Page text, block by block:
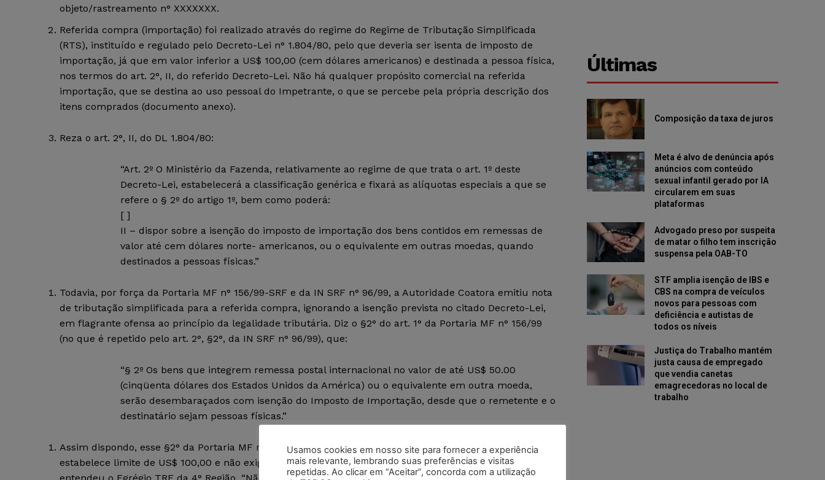
objeto/rastreamento n° XXXXXXX.
Referida compra (importação) foi realizado através do regime do Regime de Tributação Simplificada
(RTS), instituído e regulado pelo Decreto-Lei n° 1.804/80, pelo que deveria ser isenta de imposto de
importação, já que em valor inferior a US$ 100,00 (cem dólares americanos) e destinada a pessoa física,
nos termos do art. 2°, II, do referido Decreto-Lei. Não há qualquer propósito comercial na referida
importação, que se destina ao uso pessoal do Impetrante, o que se percebe pela própria descrição dos
itens comprados (documento anexo).
Reza o art. 2°, II, do DL 1.804/80:
“Art. 2º O Ministério da Fazenda, relativamente ao regime de que trata o art. 1º deste
Decreto-Lei, estabelecerá a classificação genérica e fixará as alíquotas especiais a que se
refere o § 2º do artigo 1º, bem como poderá:
[ ]
II – dispor sobre a isenção do imposto de importação dos bens contidos em remessas de
valor até cem dólares norte- americanos, ou o equivalente em outras moedas, quando
destinados a pessoas físicas.”
Todavia, por força da Portaria MF n° 156/99-SRF e da IN SRF n° 96/99, a Autoridade Coatora emitiu nota
de tributação simplificada para a referida compra, ignorando a isenção prevista no citado Decreto-Lei,
em flagrante ofensa ao princípio da legalidade tributária. Diz o §2° do art. 1° da Portaria MF n° 156/99
(no que é repetido pelo art. 2°, §2°, da IN SRF n° 96/99), que:
“§ 2º Os bens que integrem remessa postal internacional no valor de até US$ 50.00
(cinqüenta dólares dos Estados Unidos da América) ou o equivalente em outra moeda,
serão desembaraçados com isenção do Imposto de Importação, desde que o remetente e o
destinatário sejam pessoas físicas.”
Assim dispondo, esse §2° da Portaria MF restringiu o alcance do Decreto-Lei n° 1.804/80, que
estabelece limite de US$ 100,00 e não exige que o remetente seja pessoa física. No entanto, como já
Últimas
Composição da taxa de juros
Meta é alvo de denúncia após
anúncios com conteúdo
sexual infantil gerado por IA
circularem em suas
plataformas
Advogado preso por suspeita
de matar o filho tem inscrição
suspensa pela OAB-TO
STF amplia isenção de IBS e
CBS na compra de veículos
novos para pessoas com
deficiência e autistas de
todos os níveis
Justiça do Trabalho mantém
justa causa de empregado
que vendia canetas
emagrecedoras no local de
trabalho
Usamos cookies em nosso site para fornecer a experiência
mais relevante, lembrando suas preferências e visitas
repetidas. Ao clicar em “Aceitar”, concorda com a utilização